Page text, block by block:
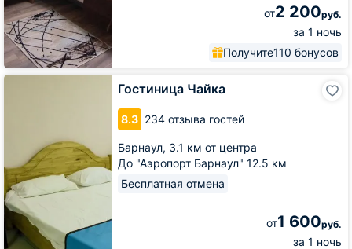
от2 200руб.
за 1 ночь
Получите110 бонусов
Гостиница Чайка
8.3 234 отзыва гостей
Барнаул, 3.1 км от центра
До "Аэропорт Барнаул" 12.5 км
Бесплатная отмена
от1 600руб.
за 1 ночь
Гостиница